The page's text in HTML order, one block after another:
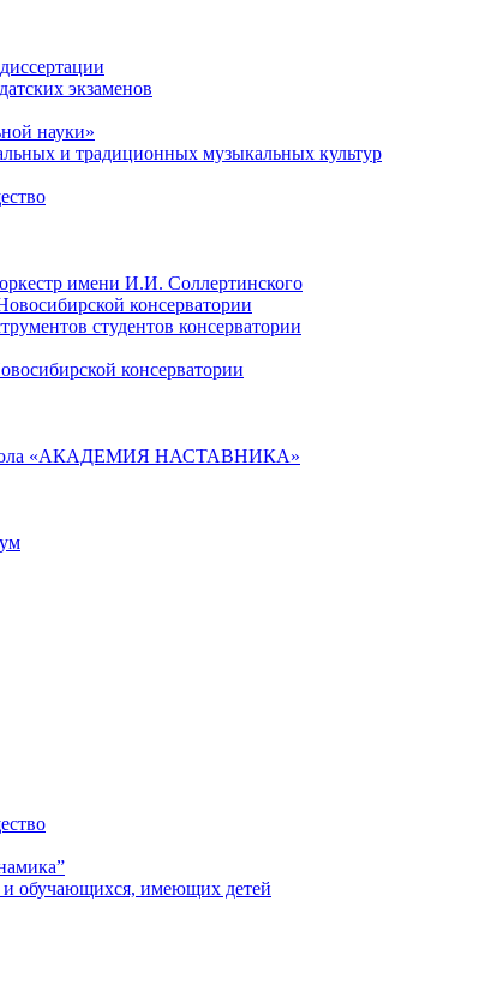
экзаменов
науки»
и традиционных музыкальных культур
имени И.И. Соллертинского
консерватории
студентов консерватории
консерватории
«АКАДЕМИЯ НАСТАВНИКА»
и обучающихся, имеющих детей